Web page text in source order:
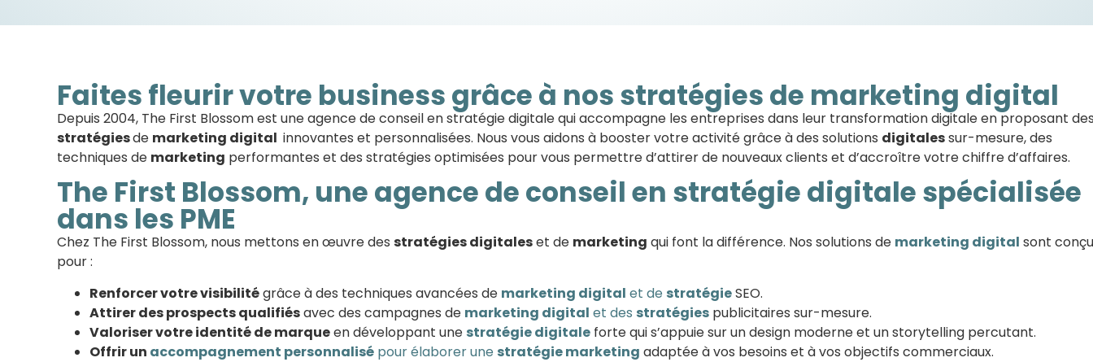
Faites fleurir votre business grâce à nos stratégies de marketing digital
Depuis 2004, The First Blossom est une agence de conseil en stratégie digitale qui accompagne les entreprises dans leur transformation digitale en proposant
stratégiesde marketing digital innovantes et personnalisées. Nous vous aidons à booster votre activité grâce à des solutions digitalessur-mesure, des
techniques de marketing performantes et des stratégies optimisées pour vous permettre d’attirer de nouveaux clients et d’accroître votre chiffre d’affaires.
The First Blossom, une agence de conseil en stratégie digitale spécialisée
dans les PME
Chez The First Blossom, nous mettons en œuvre des stratégies digitaleset de marketing qui font la différence. Nos solutions de marketing digital sont
pour :
Renforcer votre visibilitégrâce à des techniques avancées de marketing digital et de stratégieSEO.
Attirer des prospects qualifiésavec des campagnes de marketing digital et des stratégies publicitaires sur-mesure.
Valoriser votre identité de marqueen développant une stratégie digitale forte qui s’appuie sur un design moderne et un storytelling percutant.
Offrir un accompagnement personnalisé pour élaborer une stratégie marketing adaptée à vos besoins et à vos objectifs commerciaux.